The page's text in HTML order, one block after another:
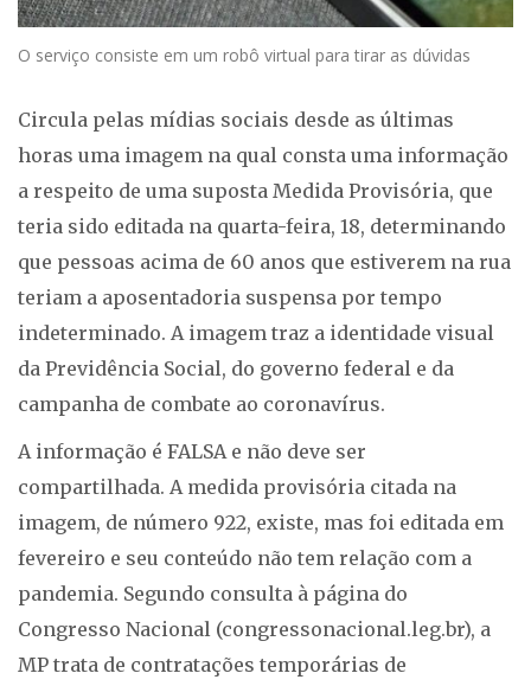
O serviço consiste em um robô virtual para tirar as dúvidas
Circula pelas mídias sociais desde as últimas
horas uma imagem na qual consta uma informação
a respeito de uma suposta Medida Provisória, que
teria sido editada na quarta-feira, 18, determinando
que pessoas acima de 60 anos que estiverem na rua
teriam a aposentadoria suspensa por tempo
indeterminado. A imagem traz a identidade visual
da Previdência Social, do governo federal e da
campanha de combate ao coronavírus.
A informação é FALSA e não deve ser
compartilhada. A medida provisória citada na
imagem, de número 922, existe, mas foi editada em
fevereiro e seu conteúdo não tem relação com a
pandemia. Segundo consulta à página do
Congresso Nacional (congressonacional.leg.br), a
MP trata de contratações temporárias de